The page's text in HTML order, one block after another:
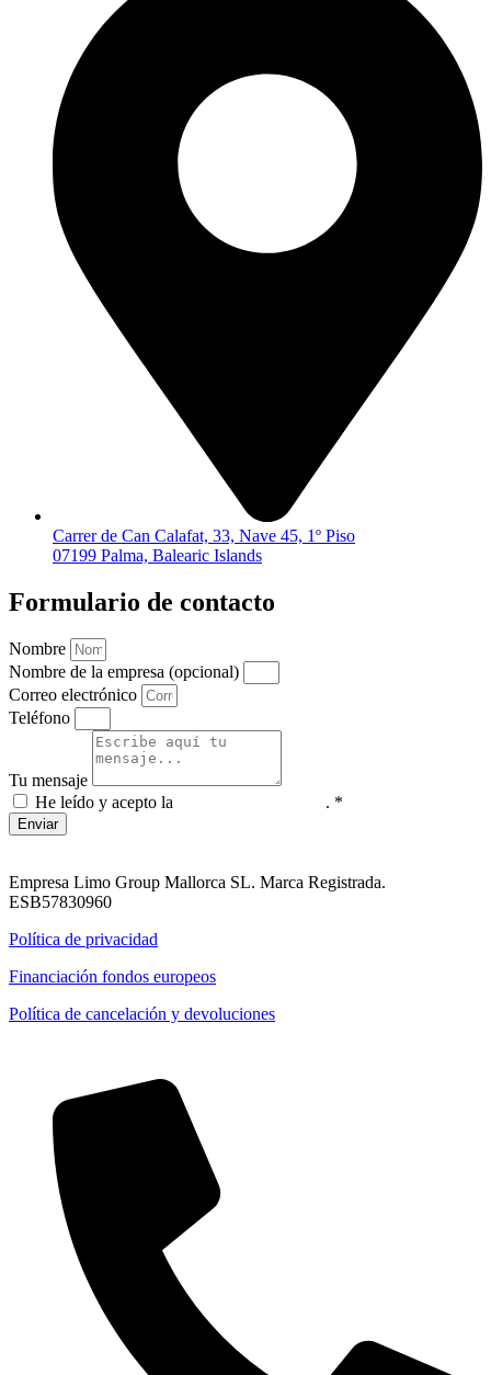
Carrer de Can Calafat, 33, Nave 45, 1º Piso
07199 Palma, Balearic Islands
Formulario de contacto
Nombre
Nombre de la empresa (opcional)
Correo electrónico
Teléfono
Tu mensaje
He leído y acepto la
. *
Enviar
Empresa Limo Group Mallorca SL. Marca Registrada.
ESB57830960
Política de privacidad
Financiación fondos europeos
Política de cancelación y devoluciones